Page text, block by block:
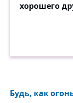
хорошего
Будь, как